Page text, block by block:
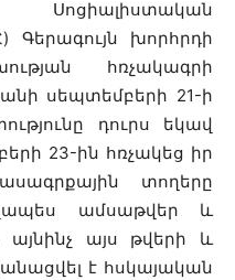
Գերագույն խորհրդի
հռչակագրի
սեպտեմբերի 21-ի
դուրս եկավ
23-ին հռչակեց իր
տողերը
ամսաթվեր և
այնինչ այս թվերի և
է հսկայական